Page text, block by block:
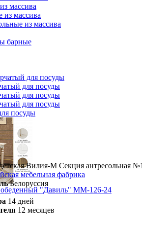
массива
из массива
из массива
барные
для посуды
для посуды
для посуды
для посуды
посуды
обеденный "Давиль" ММ-126-24
Вилия-М Секция антресольная
мебельная фабрика
Белоруссия
14 дней
12 месяцев